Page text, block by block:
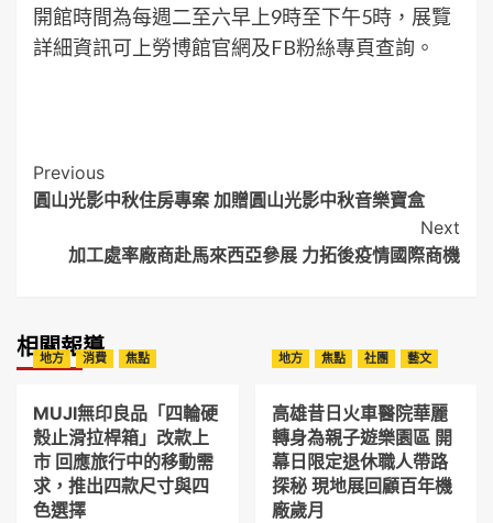
開館時間為每週二至六早上9時至下午5時，展覽
詳細資訊可上勞博館官網及FB粉絲專頁查詢。
Post
Navigation
Previous
圓山光影中秋住房專案 加贈圓山光影中秋音樂寶盒
Next
加工處率廠商赴馬來西亞參展 力拓後疫情國際商機
相關報導
地方 消費 焦點
MUJI無印良品「四輪硬
殼止滑拉桿箱」改款上
市 回應旅行中的移動需
求，推出四款尺寸與四
色選擇
地方 焦點 社團 藝文
高雄昔日火車醫院華麗
轉身為親子遊樂園區 開
幕日限定退休職人帶路
探秘 現地展回顧百年機
廠歲月